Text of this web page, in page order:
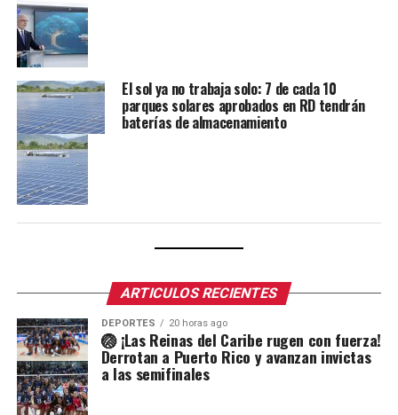
El sol ya no trabaja solo: 7 de cada 10
parques solares aprobados en RD tendrán
baterías de almacenamiento
ARTICULOS RECIENTES
DEPORTES 20 horas ago
🏐 ¡Las Reinas del Caribe rugen con fuerza!
Derrotan a Puerto Rico y avanzan invictas
a las semifinales